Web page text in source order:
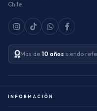
Chile.
Más de 10 años siendo
INFORMACIÓN